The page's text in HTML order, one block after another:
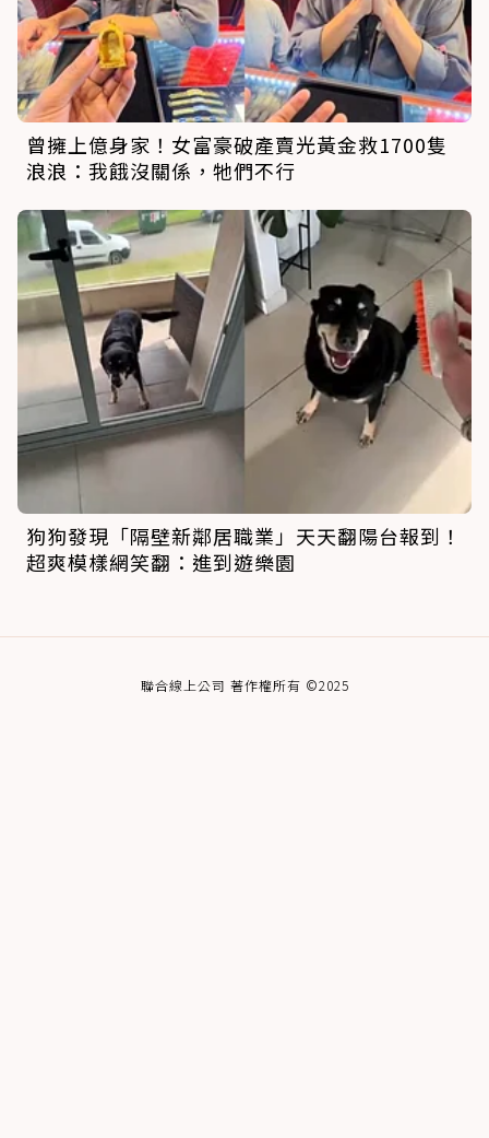
曾擁上億身家！女富豪破產賣光黃金救1700隻
浪浪：我餓沒關係，牠們不行
狗狗發現「隔壁新鄰居職業」天天翻陽台報到！
超爽模樣網笑翻：進到遊樂園
聯合線上公司 著作權所有 ©2025